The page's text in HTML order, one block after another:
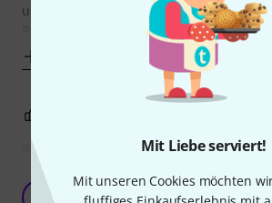
Mit Liebe serviert!
Mit unseren Cookies möchten
und sehr raffiniert durchdacht!
Beurteilung und Erlebnis